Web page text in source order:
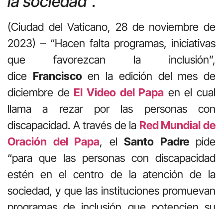
(Ciudad del Vaticano, 28 de noviembre de
2023) – “Hacen falta programas, iniciativas
que favorezcan la inclusión”,
dice Franciscoen la edición del mes de
diciembre de El Video del Papa en el cual
llama a rezar por las personas con
discapacidad. A través de la Red Mundial de
Oración del Papa, el Santo Padrepide
“para que las personas con discapacidad
estén en el centro de la atención de la
sociedad, y que las instituciones promuevan